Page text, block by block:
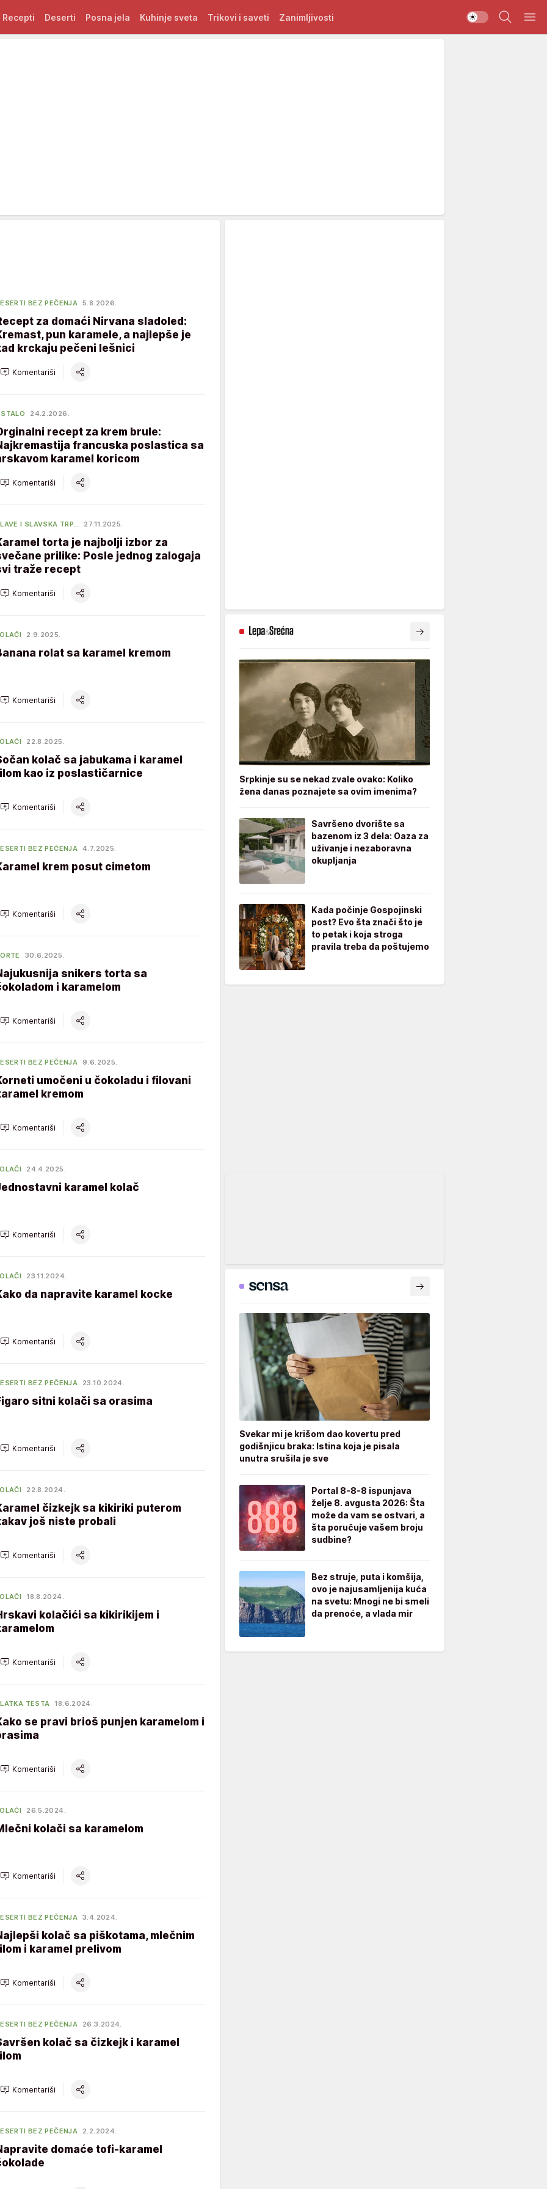
Recepti Deserti Posna jela Kuhinje sveta Trikovi i saveti Zanimljivosti
BEZ PEČENJA 5.8.2026.
za domaći Nirvana sladoled:
pun karamele, a najlepše je
krckaju pečeni lešnici
Komentariši
24.2.2026.
recept za krem brule:
francuska poslastica sa
karamel koricom
Komentariši
I SLAVSKA TRP… 27.11.2025.
torta je najbolji izbor za
prilike: Posle jednog zalogaja
traže recept
Komentariši
2.9.2025.
rolat sa karamel kremom
Komentariši
22.8.2025.
kolač sa jabukama i karamel
kao iz poslastičarnice
Komentariši
BEZ PEČENJA 4.7.2025.
krem posut cimetom
Komentariši
30.6.2025.
snikers torta sa
i karamelom
Komentariši
BEZ PEČENJA 9.6.2025.
umočeni u čokoladu i filovani
kremom
Komentariši
24.4.2025.
karamel kolač
Komentariši
23.11.2024.
da napravite karamel kocke
Komentariši
BEZ PEČENJA 23.10.2024.
sitni kolači sa orasima
Komentariši
22.8.2024.
čizkejk sa kikiriki puterom
još niste probali
Komentariši
18.8.2024.
kolačići sa kikirikijem i
Komentariši
TESTA 18.6.2024.
se pravi brioš punjen karamelom i
Komentariši
26.5.2024.
kolači sa karamelom
Komentariši
BEZ PEČENJA 3.4.2024.
kolač sa piškotama, mlečnim
i karamel prelivom
Komentariši
BEZ PEČENJA 26.3.2024.
kolač sa čizkejk i karamel
Komentariši
BEZ PEČENJA 2.2.2024.
domaće tofi-karamel
Srpkinje su se nekad zvale ovako: Koliko
žena danas poznajete sa ovim imenima?
Savršeno dvorište sa
bazenom iz 3 dela: Oaza za
uživanje i nezaboravna
okupljanja
Kada počinje Gospojinski
post? Evo šta znači što je
to petak i koja stroga
pravila treba da poštujemo
Svekar mi je krišom dao kovertu pred
godišnjicu braka: Istina koja je pisala
unutra srušila je sve
Portal 8-8-8 ispunjava
želje 8. avgusta 2026: Šta
može da vam se ostvari, a
šta poručuje vašem broju
sudbine?
Bez struje, puta i komšija,
ovo je najusamljenija kuća
na svetu: Mnogi ne bi smeli
da prenoće, a vlada mir